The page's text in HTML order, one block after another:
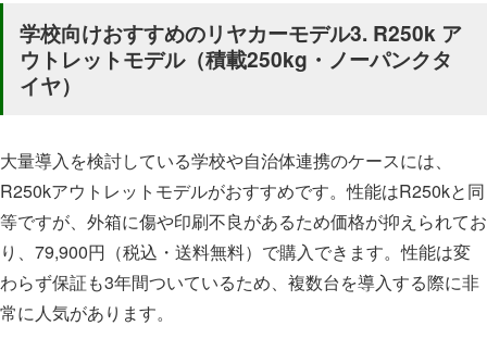
学校向けおすすめのリヤカーモデル3. R250k ア
ウトレットモデル（積載250kg・ノーパンクタ
イヤ）
大量導入を検討している学校や自治体連携のケースには、
R250kアウトレットモデルがおすすめです。性能はR250kと同
等ですが、外箱に傷や印刷不良があるため価格が抑えられてお
り、79,900円（税込・送料無料）で購入できます。性能は変
わらず保証も3年間ついているため、複数台を導入する際に非
常に人気があります。